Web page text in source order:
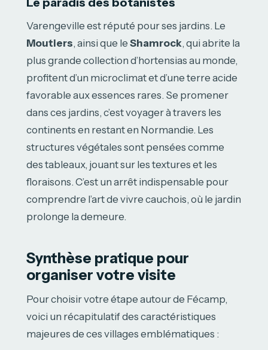
Varengeville est réputé pour ses jardins. Le
Moutiers, ainsi que le Shamrock, qui abrite la
plus grande collection d’hortensias au monde,
profitent d’un microclimat et d’une terre acide
favorable aux essences rares. Se promener
dans ces jardins, c’est voyager à travers les
continents en restant en Normandie. Les
structures végétales sont pensées comme
des tableaux, jouant sur les textures et les
floraisons. C’est un arrêt indispensable pour
comprendre l’art de vivre cauchois, où le jardin
prolonge la demeure.
Synthèse pratique pour
organiser votre visite
Pour choisir votre étape autour de Fécamp,
voici un récapitulatif des caractéristiques
majeures de ces villages emblématiques :